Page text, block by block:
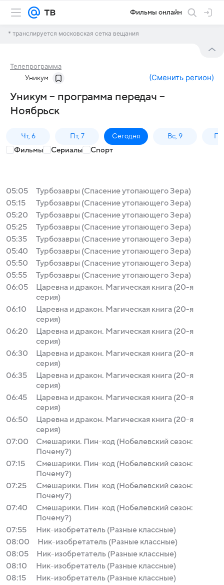
Фильмы онлайн
* транслируется московская сетка вещания
Телепрограмма
Уникум (Сменить регион)
Уникум – программа передач –
Ноябрьск
Чт, 6 Пт, 7 Сегодня Вс, 9
Фильмы Сериалы Спорт
05:05
Турбозавры (Спасение утопающего Зера)
05:15
Турбозавры (Спасение утопающего Зера)
05:20
Турбозавры (Спасение утопающего Зера)
05:25
Турбозавры (Спасение утопающего Зера)
05:35
Турбозавры (Спасение утопающего Зера)
05:40
Турбозавры (Спасение утопающего Зера)
05:50
Турбозавры (Спасение утопающего Зера)
05:55
Турбозавры (Спасение утопающего Зера)
06:05
Царевна и дракон. Магическая книга (20-я
серия)
06:10
Царевна и дракон. Магическая книга (20-я
серия)
06:20
Царевна и дракон. Магическая книга (20-я
серия)
06:30
Царевна и дракон. Магическая книга (20-я
серия)
06:35
Царевна и дракон. Магическая книга (20-я
серия)
06:45
Царевна и дракон. Магическая книга (20-я
серия)
06:50
Царевна и дракон. Магическая книга (20-я
серия)
07:00
Смешарики. Пин-код (Нобелевский сезон:
Почему?)
07:15
Смешарики. Пин-код (Нобелевский сезон:
Почему?)
07:25
Смешарики. Пин-код (Нобелевский сезон:
Почему?)
07:40
Смешарики. Пин-код (Нобелевский сезон:
Почему?)
07:55
Ник-изобретатель (Разные классные)
08:00
Ник-изобретатель (Разные классные)
08:05
Ник-изобретатель (Разные классные)
08:10
Ник-изобретатель (Разные классные)
08:15
Ник-изобретатель (Разные классные)